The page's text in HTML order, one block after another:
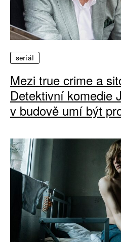
seriál
Mezi true crime a
Detektivní komedie
v budově umí být